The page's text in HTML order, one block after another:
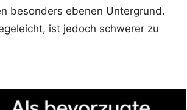
besonders ebenen Untergrund.
ist jedoch schwerer zu